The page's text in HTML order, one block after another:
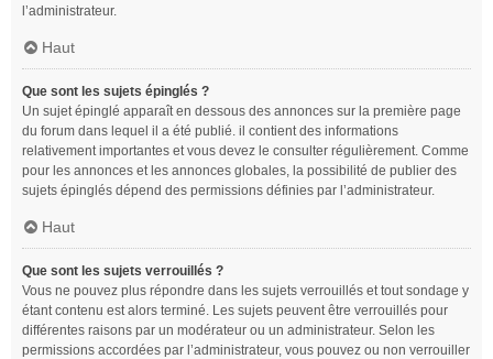
l’administrateur.
Haut
Que sont les sujets épinglés ?
Un sujet épinglé apparaît en dessous des annonces sur la première page
du forum dans lequel il a été publié. il contient des informations
relativement importantes et vous devez le consulter régulièrement. Comme
pour les annonces et les annonces globales, la possibilité de publier des
sujets épinglés dépend des permissions définies par l’administrateur.
Haut
Que sont les sujets verrouillés ?
Vous ne pouvez plus répondre dans les sujets verrouillés et tout sondage y
étant contenu est alors terminé. Les sujets peuvent être verrouillés pour
différentes raisons par un modérateur ou un administrateur. Selon les
permissions accordées par l’administrateur, vous pouvez ou non verrouiller